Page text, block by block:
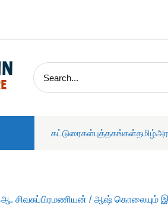
கட்டுரைகள்புத்தகங்கள்தமிழ்
ஆ. சிவசுப்பிரமணியன் / ஆஷ் கொலையும்